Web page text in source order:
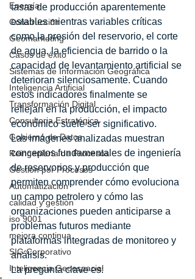
Energía
Construcción
Geomarketing
Casos de éxito
Sistemas de Información Geográfica
Inteligencia Artificial
Transformación Digital
Consultoria Estratégica
Gobierno de Datos
Reingeniería de Procesos
Gestión por Procesos
Automatización
calidad y gestión
iso 9001
mejora continua
SIG Corporativo
Inteligencia Geoespacial
tasas de producción aparentemente
estables mientras variables críticas
como la presión del reservorio, el corte
de agua, la eficiencia de barrido o la
capacidad de levantamiento artificial se
deterioran silenciosamente. Cuando
estos indicadores finalmente se
reflejan en la producción, el impacto
económico suele ser significativo.
Las imágenes analizadas muestran
conceptos fundamentales de ingeniería
de reservorios y producción que
permiten comprender cómo evoluciona
un campo petrolero y cómo las
organizaciones pueden anticiparse a
problemas futuros mediante
plataformas integradas de monitoreo y
análisis.
La pregunta clave es: